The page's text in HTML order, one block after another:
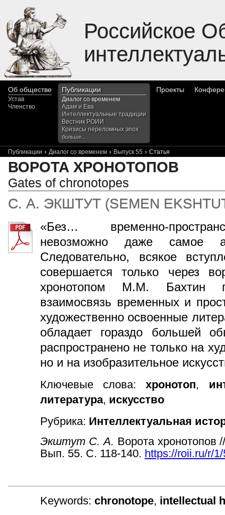
Российское
Об обществе
Устав
Членство
Публикации
Диалог со временем
Адам и Ева
Интеллектуальные традиции
Вестник РОИИ
Кризисы переломных эпох
больше...
Проекты
Публикации › Диалог со временем › Выпуск 55 › Статья
ВОРОТА ХРОНОТОПОВ
Gates of chronotopes
С. А. ЭКШТУТ (SEMEN
«Без… временно-
невозможно даже самое
Следовательно, всякое
совершается только через
хронотопом М.М. Бахтин
взаимосвязь временных и
художественно освоенные
обладает гораздо большей
распространено не только на
но и на изобразительное
Ключевые слова:хронотоп,
литература, искусство
Рубрика: Интеллектуальная
Экштут С. А. Ворота хронотопов
Вып. 55. С. 118-140. https://roii.ru/r/
Keywords: chronotope, intellectual